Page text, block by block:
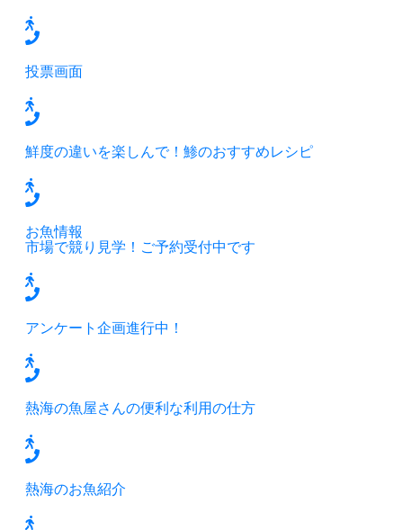
投票画面
鮮度の違いを楽しんで！鯵のおすすめレシピ
お魚情報
市場で競り見学！ご予約受付中です
アンケート企画進行中！
熱海の魚屋さんの便利な利用の仕方
熱海のお魚紹介